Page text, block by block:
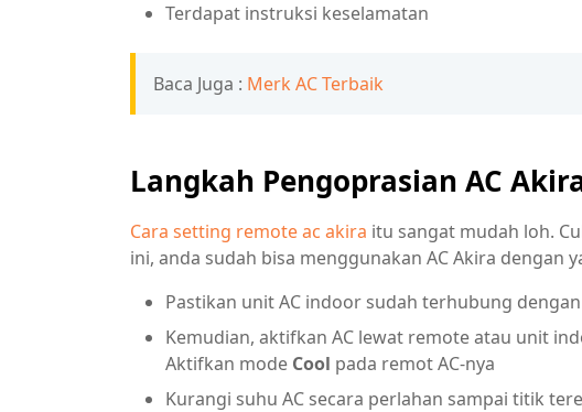
Terdapat instruksi keselamatan
Baca Juga : Merk AC Terbaik
Langkah Pengoprasian AC
Cara setting remote ac akira itu sangat mudah loh.
ini, anda sudah bisa menggunakan AC Akira dengan
Pastikan unit AC indoor sudah terhubung
Kemudian, aktifkan AC lewat remote atau unit
Aktifkan mode Cool pada remot AC-nya
Kurangi suhu AC secara perlahan sampai titik